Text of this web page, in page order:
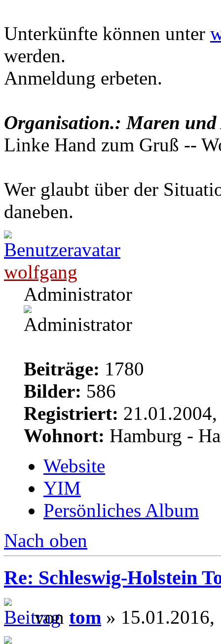
Unterkünfte können unter
werden.
Anmeldung erbeten.
Organisation.: Maren und
Linke Hand zum Gruß --
Wer glaubt über der
daneben.
wolfgang
Administrator
Beiträge: 1780
Bilder: 586
Registriert:
Wohnort: Hamburg -
Website
YIM
Persönliches Album
Nach oben
Re: Schleswig-Holstein
von tom » 15.01.2016,